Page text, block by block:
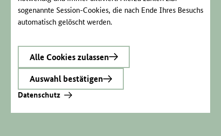
sogenannte Session-Cookies, die nach Ende Ihres Besuchs
automatisch gelöscht werden.
Alle Cookies zulassen
Auswahl bestätigen
Datenschutz